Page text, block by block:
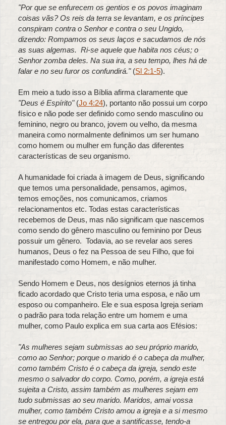
"Por que se enfurecem os gentios e os povos imaginam
coisas vãs? Os reis da terra se levantam, e os príncipes
conspiram contra o Senhor e contra o seu Ungido,
dizendo: Rompamos os seus laços e sacudamos de nós
as suas algemas. Ri-se aquele que habita nos céus; o
Senhor zomba deles. Na sua ira, a seu tempo, lhes há de
falar e no seu furor os confundirá."(Sl 2:1-5).
Em meio a tudo isso a Bíblia afirma claramente que
"Deus é Espírito"(Jo 4:24), portanto não possui um corpo
físico e não pode ser definido como sendo masculino ou
feminino, negro ou branco, jovem ou velho, da mesma
maneira como normalmente definimos um ser humano
como homem ou mulher em função das diferentes
características de seu organismo.
A humanidade foi criada à imagem de Deus, significando
que temos uma personalidade, pensamos, agimos,
temos emoções, nos comunicamos, criamos
relacionamentos etc. Todas estas características
recebemos de Deus, mas não significam que nascemos
como sendo do gênero masculino ou feminino por Deus
possuir um gênero. Todavia, ao se revelar aos seres
humanos, Deus o fez na Pessoa de seu Filho, que foi
manifestado como Homem, e não mulher.
Sendo Homem e Deus, nos desígnios eternos já tinha
ficado acordado que Cristo teria uma esposa, e não um
esposo ou companheiro. Ele e sua esposa Igreja seriam
o padrão para toda relação entre um homem e uma
mulher, como Paulo explica em sua carta aos Efésios:
"As mulheres sejam submissas ao seu próprio marido,
como ao Senhor; porque o marido é o cabeça da mulher,
como também Cristo é o cabeça da igreja, sendo este
mesmo o salvador do corpo. Como, porém, a igreja está
sujeita a Cristo, assim também as mulheres sejam em
tudo submissas ao seu marido. Maridos, amai vossa
mulher, como também Cristo amou a igreja e a si mesmo
se entregou por ela, para que a santificasse, tendo-a